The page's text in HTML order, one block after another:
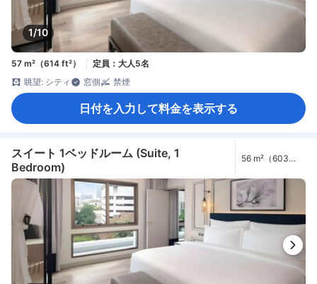
1/10
57 m²（614 ft²）
定員：大人5名
眺望: シティ
窓側 禁煙
日付を入力して料金を表示する
スイート 1ベッドルーム (Suite, 1
Bedroom)
56 m²（603